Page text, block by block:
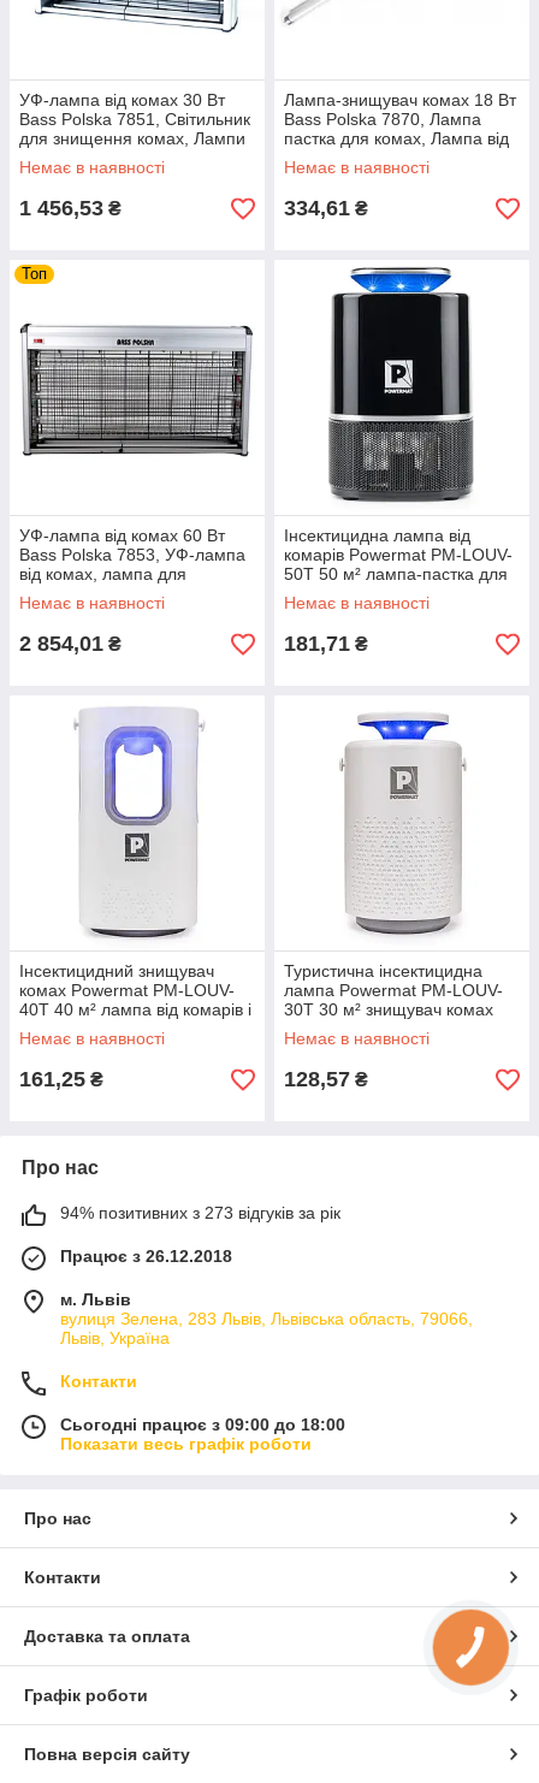
УФ-лампа від комах 30 Вт
Bass Polska 7851, Світильник
для знищення комах, Лампи
від комарів
Немає в наявності
1 456,53 ₴
Лампа-знищувач комах 18 Вт
Bass Polska 7870, Лампа
пастка для комах, Лампа від
комарів
Немає в наявності
334,61 ₴
Топ
УФ-лампа від комах 60 Вт
Bass Polska 7853, УФ-лампа
від комах, лампа для
знищення комах, лампа з
високою потужністю
Немає в наявності
2 854,01 ₴
Інсектицидна лампа від
комарів Powermat PM-LOUV-
50T 50 м² лампа-пастка для
літаючих комах
Немає в наявності
181,71 ₴
Інсектицидний знищувач
комах Powermat PM-LOUV-
40T 40 м² лампа від комарів і
мух
Немає в наявності
161,25 ₴
Туристична інсектицидна
лампа Powermat PM-LOUV-
30T 30 м² знищувач комах
інсектицидний
Немає в наявності
128,57 ₴
Про нас
94% позитивних з 273 відгуків за рік
Працює з 26.12.2018
м. Львів
вулиця Зелена, 283 Львів, Львівська область, 79066,
Львів, Україна
Контакти
Сьогодні працює з 09:00 до 18:00
Показати весь графік роботи
Про нас
Контакти
Доставка та оплата
Графік роботи
Повна версія сайту